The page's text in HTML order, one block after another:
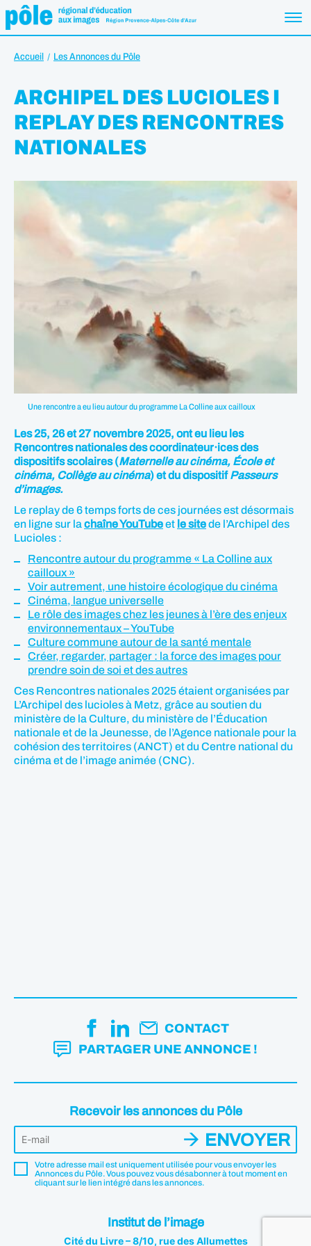
Accueil Les Annonces du Pôle
ARCHIPEL DES LUCIOLES I
REPLAY DES RENCONTRES
NATIONALES
Une rencontre a eu lieu autour du programme La Colline aux cailloux
Les 25, 26 et 27 novembre 2025, ont eu lieu les
Rencontres nationales des coordinateur·ices des
dispositifs scolaires (Maternelle au cinéma, École et
cinéma, Collège au cinéma) et du dispositifPasseurs
d’images.
Le replay de 6 temps forts de ces journées est désormais
en ligne sur lachaîne YouTubeet le sitede l’Archipel des
Lucioles :
Rencontre autour du programme « La Colline aux
cailloux »
Voir autrement, une histoire écologique du cinéma
Cinéma, langue universelle
Le rôle des images chez les jeunes à l’ère des enjeux
environnementaux – YouTube
Culture commune autour de la santé mentale
Créer, regarder, partager : la force des images pour
prendre soin de soi et des autres
Ces Rencontres nationales 2025 étaient organisées par
L’Archipel des lucioles à Metz, grâce au soutien du
ministère de la Culture, du ministère de l’Éducation
nationale et de la Jeunesse, de l’Agence nationale pour la
cohésion des territoires (ANCT) et du Centre national du
cinéma et de l’image animée (CNC).
CONTACT
PARTAGER UNE ANNONCE !
Recevoir les annonces du Pôle
Votre adresse mail est uniquement utilisée pour vous envoyer les
Annonces du Pôle. Vous pouvez vous désabonner à tout moment en
cliquant sur le lien intégré dans les annonces.
ENVOYER
Institut de l’image
Cité du Livre – 8/10, rue des Allumettes